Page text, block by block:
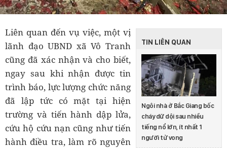
TIN LIÊN QUAN
Ngôi nhà ở Bắc Giang bốc
cháy dữ dội sau nhiều
tiếng nổ lớn, ít nhất 1
người tử vong
Liên quan đến vụ việc, một vị
lãnh đạo UBND xã Vô Tranh
cũng đã xác nhận và cho biết,
ngay sau khi nhận được tin
trình báo, lực lượng chức năng
đã lập tức có mặt tại hiện
trường và tiến hành dập lửa,
cứu hộ cứu nạn cũng như tiến
hành điều tra, làm rõ nguyên